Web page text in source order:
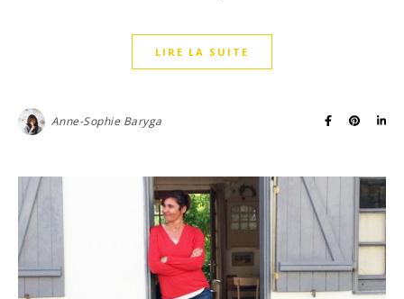
LIRE LA SUITE
Anne-Sophie Baryga